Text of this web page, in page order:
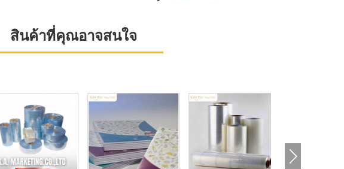
สินค้าที่คุณอาจสนใจ